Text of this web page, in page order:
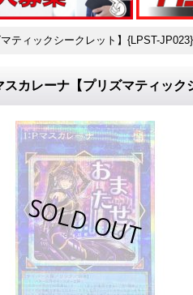
ティックシークレット】{LPST-JP023}
スカレーナ【プリズマティッ